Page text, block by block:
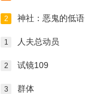
2 神社：恶鬼的低语
1 人夫总动员
2 试镜109
3 群体